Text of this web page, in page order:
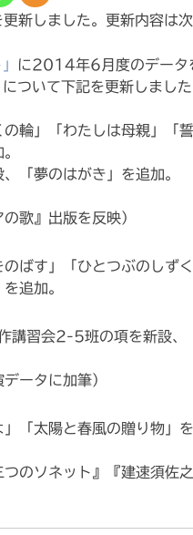
新しました。更新内容は次
に2014年6月度のデータ
について下記を更新しました
輪」「わたしは母親」「
「夢のはがき」を追加。
歌』出版を反映）
ばす」「ひとつぶのしず
追加。
習会2-5班の項を新設、
ータに加筆）
「太陽と春風の贈り物」を
つのソネット』『建速須佐